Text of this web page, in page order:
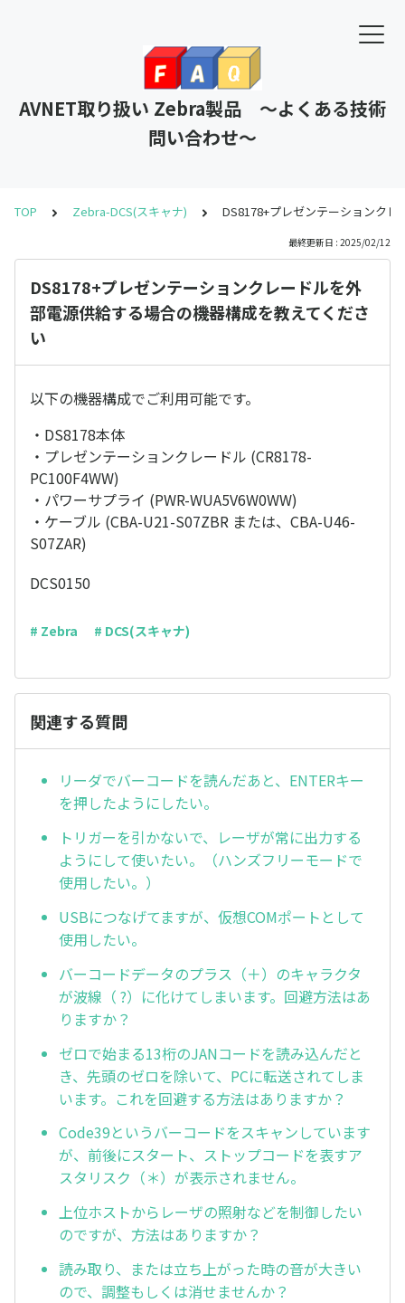
AVNET取り扱い Zebra製品 ～よくある技術
問い合わせ～
TOP Zebra-DCS(スキャナ) DS8178+プレゼンテーションク
最終更新日 : 2025/02/12
DS8178+プレゼンテーションクレードルを外
部電源供給する場合の機器構成を教えてくださ
い
以下の機器構成でご利用可能です。
・DS8178本体
・プレゼンテーションクレードル (CR8178-
PC100F4WW)
・パワーサプライ (PWR-WUA5V6W0WW)
・ケーブル (CBA-U21-S07ZBR または、CBA-U46-
S07ZAR)
DCS0150
# Zebra # DCS(スキャナ)
関連する質問
リーダでバーコードを読んだあと、ENTERキー
を押したようにしたい。
トリガーを引かないで、レーザが常に出力する
ようにして使いたい。（ハンズフリーモードで
使用したい。）
USBにつなげてますが、仮想COMポートとして
使用したい。
バーコードデータのプラス（＋）のキャラクタ
が波線（ ?）に化けてしまいます。回避方法はあ
りますか？
ゼロで始まる13桁のJANコードを読み込んだと
き、先頭のゼロを除いて、PCに転送されてしま
います。これを回避する方法はありますか？
Code39というバーコードをスキャンしています
が、前後にスタート、ストップコードを表すア
スタリスク（＊）が表示されません。
上位ホストからレーザの照射などを制御したい
のですが、方法はありますか？
読み取り、または立ち上がった時の音が大きい
ので、調整もしくは消せませんか？